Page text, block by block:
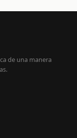
de una manera